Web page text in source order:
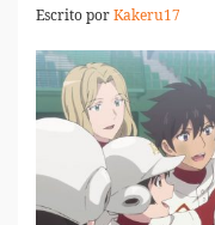
Escrito porKakeru17